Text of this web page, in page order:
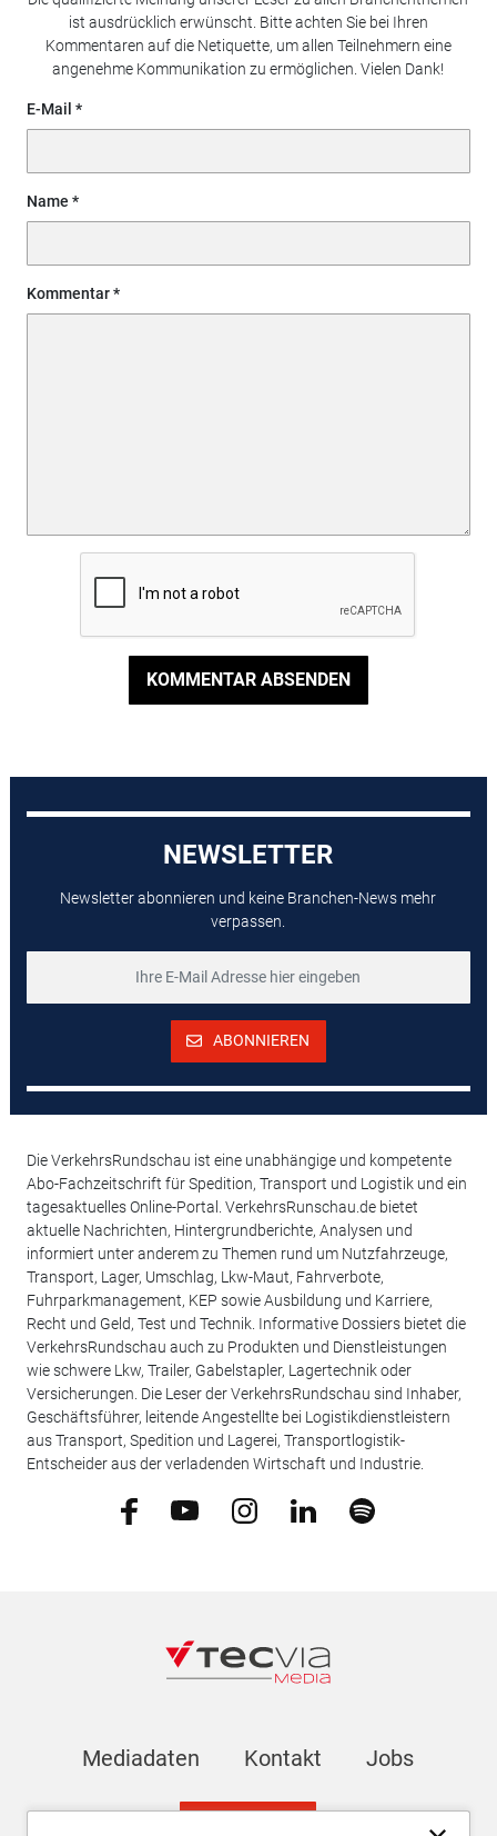
ist ausdrücklich erwünscht. Bitte achten Sie bei Ihren
Kommentaren auf die Netiquette, um allen Teilnehmern eine
angenehme Kommunikation zu ermöglichen. Vielen Dank!
E-Mail
Name
Kommentar
KOMMENTAR ABSENDEN
NEWSLETTER
Newsletter abonnieren und keine Branchen-News mehr
verpassen.
ABONNIEREN
Die VerkehrsRundschau ist eine unabhängige und kompetente
Abo-Fachzeitschrift für Spedition, Transport und Logistik und ein
tagesaktuelles Online-Portal. VerkehrsRunschau.de bietet
aktuelle Nachrichten, Hintergrundberichte, Analysen und
informiert unter anderem zu Themen rund um Nutzfahrzeuge,
Transport, Lager, Umschlag, Lkw-Maut, Fahrverbote,
Fuhrparkmanagement, KEP sowie Ausbildung und Karriere,
Recht und Geld, Test und Technik. Informative Dossiers bietet die
VerkehrsRundschau auch zu Produkten und Dienstleistungen
wie schwere Lkw, Trailer, Gabelstapler, Lagertechnik oder
Versicherungen. Die Leser der VerkehrsRundschau sind Inhaber,
Geschäftsführer, leitende Angestellte bei Logistikdienstleistern
aus Transport, Spedition und Lagerei, Transportlogistik-
Entscheider aus der verladenden Wirtschaft und Industrie.
Mediadaten Kontakt Jobs